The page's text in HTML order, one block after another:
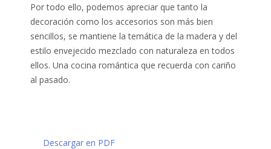
Por todo ello, podemos apreciar que tanto la
decoración como los accesorios son más bien
sencillos, se mantiene la temática de la madera y del
estilo envejecido mezclado con naturaleza en todos
ellos. Una cocina romántica que recuerda con cariño
al pasado.
Descargar en PDF